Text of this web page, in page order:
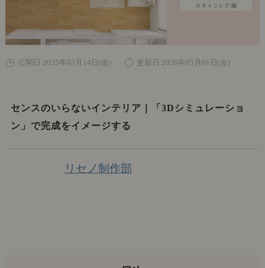
公開日 2025年03月14日(金) 更新日 2026年05月01日(金)
センスのいらないインテリア｜「3Dシミュレーショ
ン」で完成をイメージする
リセノ制作部